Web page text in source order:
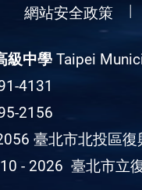
網站安全政策
級中學Taipei
4131
2156
臺北市北投區復
- 2026 臺北市立